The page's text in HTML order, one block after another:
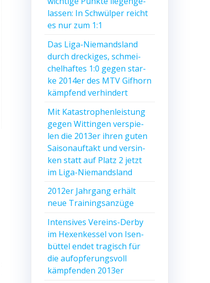
las­sen: In Schwül­per reicht
es nur zum 1:1
Das Liga-Nie­mands­land
durch dre­cki­ges, schmei­
chel­haf­tes 1:0 gegen star­
ke 2014er des MTV Gif­horn
kämp­fend verhindert
Mit Kata­stro­phen­leis­tung
gegen Wit­tin­gen ver­spie­
len die 2013er ihren guten
Sai­son­auf­takt und ver­sin­
ken statt auf Platz 2 jetzt
im Liga-Niemandsland
2012er Jahr­gang erhält
neue Trainingsanzüge
Inten­si­ves Ver­eins-Der­by
im Hexen­kes­sel von Isen­
büt­tel endet tra­gisch für
die auf­op­fe­rungs­voll
kämp­fen­den 2013er